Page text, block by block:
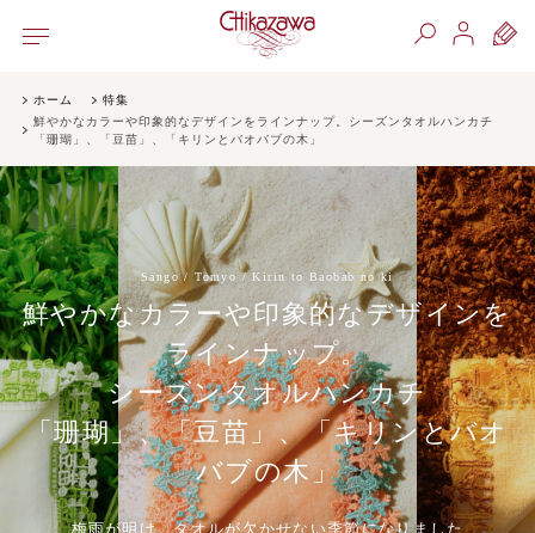
ホーム
特集
鮮やかなカラーや印象的なデザインをラインナップ。シーズンタオルハンカチ
「珊瑚」、「豆苗」、「キリンとバオバブの木」
Sango / Tomyo / Kirin to Baobab no ki
鮮やかなカラーや印象的なデザインを
ラインナップ。
シーズンタオルハンカチ
「珊瑚」、「豆苗」、「キリンとバオ
バブの木」
梅雨が明け、タオルが欠かせない季節になりました